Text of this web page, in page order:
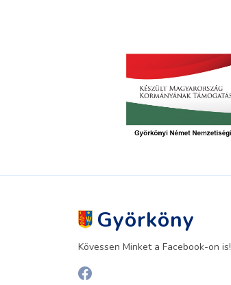
Györköny
Kövessen Minket a Facebook-on is!